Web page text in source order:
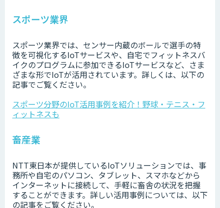
スポーツ業界
スポーツ業界では、センサー内蔵のボールで選手の特
徴を可視化するIoTサービスや、自宅でフィットネスバ
イクのプログラムに参加できるIoTサービスなど、さま
ざまな形でIoTが活用されています。詳しくは、以下の
記事でご覧ください。
スポーツ分野のIoT活用事例を紹介！野球・テニス・フ
ィットネスも
畜産業
NTT東日本が提供しているIoTソリューションでは、事
務所や自宅のパソコン、タブレット、スマホなどから
インターネットに接続して、手軽に畜舎の状況を把握
することができます。詳しい活用事例については、以下
の記事をご覧ください。